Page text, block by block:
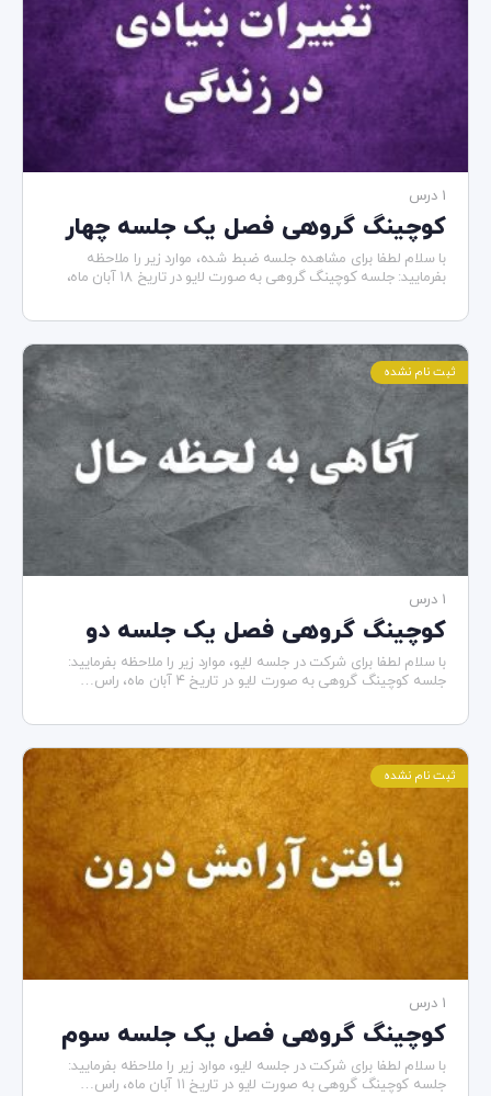
1 درس
کوچینگ گروهی فصل یک جلسه چهار
با سلام لطفا برای مشاهده جلسه ضبط شده، موارد زیر را ملاحظه
بفرمایید: جلسه کوچینگ گروهی به صورت لایو در تاریخ ۱۸ آبان ماه،
ثبت نام نشده
1 درس
کوچینگ گروهی فصل یک جلسه دو
با سلام لطفا برای شرکت در جلسه لایو، موارد زیر را ملاحظه بفرمایید:
جلسه کوچینگ گروهی به صورت لایو در تاریخ ۴ آبان ماه، راس…
ثبت نام نشده
1 درس
کوچینگ گروهی فصل یک جلسه سوم
با سلام لطفا برای شرکت در جلسه لایو، موارد زیر را ملاحظه بفرمایید:
جلسه کوچینگ گروهی به صورت لایو در تاریخ ۱۱ آبان ماه، راس…